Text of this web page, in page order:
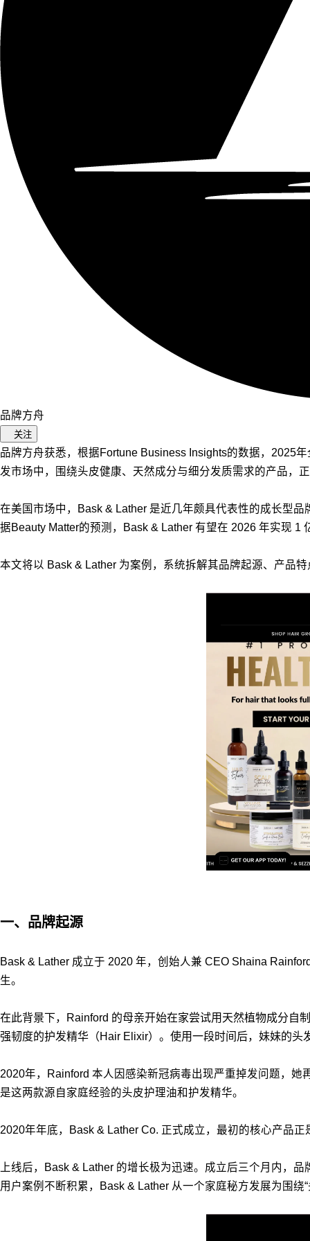
品牌方舟
关注
品牌方舟获悉，根据Fortune Business Insights的数据，2025
发市场中，围绕头皮健康、天然成分与细分发质需求的产品，
在美国市场中，Bask & Lather 是近几年颇具代表性的成长型
据Beauty Matter的预测，Bask & Lather 有望在 2026 年实现 1
本文将以 Bask & Lather 为案例，系统拆解其品牌起源、产品
一、品牌起源
Bask & Lather 成立于 2020 年，创始人兼 CEO Shaina
生。
在此背景下，Rainford 的母亲开始在家尝试用天然植物成分自
强韧度的护发精华（Hair Elixir）。使用一段时间后，妹妹的头
2020年，Rainford 本人因感染新冠病毒出现严重掉发问题，
是这两款源自家庭经验的头皮护理油和护发精华。
2020年年底，Bask & Lather Co. 正式成立，最初的核心产品
上线后，Bask & Lather 的增长极为迅速。成立后三个月内，
用户案例不断积累，Bask & Lather 从一个家庭秘方发展为围绕